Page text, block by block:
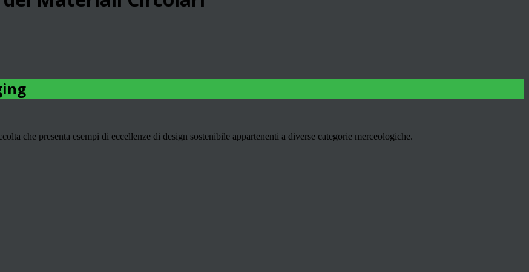
che presenta esempi di eccellenze di design sostenibile appartenenti a diverse categorie merceologiche.